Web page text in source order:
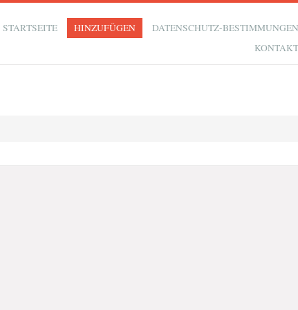
STARTSEITE HINZUFÜGEN
DATENSCHUTZ-